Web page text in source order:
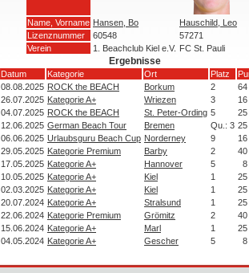
Name, Vorname Hansen, Bo
Hauschild, Leo
Lizenznummer
60548
57271
Verein
1. Beachclub Kiel e.V. FC St. Pauli
Ergebnisse
Datum Kategorie Ort Platz
08.08.2025 ROCK the BEACH Borkum 2 64
26.07.2025 Kategorie A+ Wriezen 3 16
04.07.2025 ROCK the BEACH St. Peter-Ording 5 25
12.06.2025 German Beach Tour Bremen Qu.: 3 25
06.06.2025 Urlaubsguru Beach Cup Norderney 9 16
29.05.2025 Kategorie Premium Barby 2 40
17.05.2025 Kategorie A+ Hannover 5 8
10.05.2025 Kategorie A+ Kiel 1 25
02.03.2025 Kategorie A+ Kiel 1 25
20.07.2024 Kategorie A+ Stralsund 1 25
22.06.2024 Kategorie Premium Grömitz 2 40
15.06.2024 Kategorie A+ Marl 1 25
04.05.2024 Kategorie A+ Gescher 5 8